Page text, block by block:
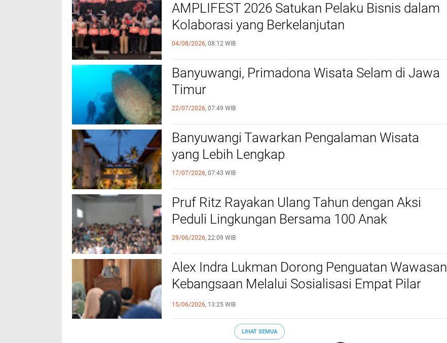
AMPLIFEST 2026 Satukan Pelaku Bisnis dalam
Kolaborasi yang Berkelanjutan
04/08/2026, 08:12 WIB
Banyuwangi, Primadona Wisata Selam di Jawa
Timur
22/07/2026, 07:49 WIB
Banyuwangi Tawarkan Pengalaman Wisata
yang Lebih Lengkap
17/07/2026, 07:43 WIB
Pruf Ritz Rayakan Ulang Tahun dengan Aksi
Peduli Lingkungan Bersama 100 Anak
29/06/2026, 22:09 WIB
Alex Indra Lukman Dorong Penguatan Wawasan
Kebangsaan Melalui Sosialisasi Empat Pilar
MPR RI di Padang
15/06/2026, 13:25 WIB
LIHAT SEMUA